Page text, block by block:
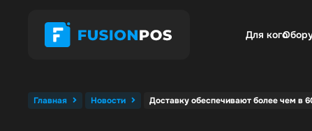
Для кого
Главная Новости Доставку обеспечивают более чем в